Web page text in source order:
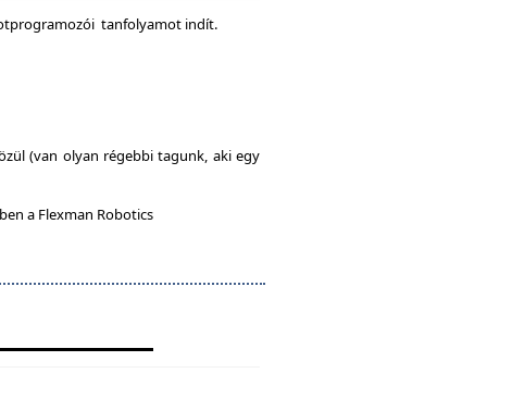
tanfolyamot indít.
(van olyan régebbi tagunk, aki egy
a Flexman Robotics